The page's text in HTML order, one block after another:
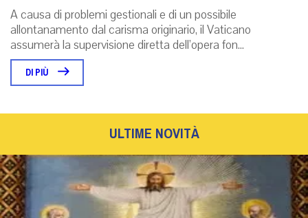
A causa di problemi gestionali e di un possibile
allontanamento dal carisma originario, il Vaticano
assumerà la supervisione diretta dell’opera fon...
DI PIÙ
ULTIME NOVITÀ